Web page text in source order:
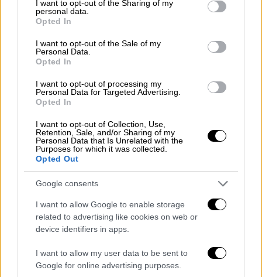
not limited to your visit or usage behaviour. You may click to
grant or deny consent to Google and its third-party tags to
use your data for below specified purposes in below Google
consent section.
I want to opt-out of the Sharing of my
personal data.
Opted In
I want to opt-out of the Sale of my
Personal Data.
Opted In
I want to opt-out of processing my
Personal Data for Targeted Advertising.
Opted In
I want to opt-out of Collection, Use,
Retention, Sale, and/or Sharing of my
Personal Data that Is Unrelated with the
Purposes for which it was collected.
Opted Out
Google consents
I want to allow Google to enable storage
related to advertising like cookies on web or
device identifiers in apps.
I want to allow my user data to be sent to
Google for online advertising purposes.
με φορτηγάκι.
«95 ετών και σε έξι ημέρες έληγε το
δίπλωμα»
άλλων οδηγών που ενεπλάκησαν στο
δυστύχημα, ένας 78χρονος οδηγός από την
περιοχή τόνισε στον Αlpha:
«Εγώ δεν άλλαξα λωρίδα, πήγαινα κανονικά,
τον είδα σαν θηρίο μπροστά μου. Πρώτα
χτύπησε εμένα και μετά πήγε και έπεσε
πάνω στο φορτηγό, έπεσε σε ημιφορτηγό 3,5
τόνων και δεν άφησε τίποτα στην πρόσοψη.
95 ετών και σε έξι ημέρες έληγε το
δίπλωμα. Δεν ήταν που ήταν 95χρονος,
έτρεχε κιόλας.